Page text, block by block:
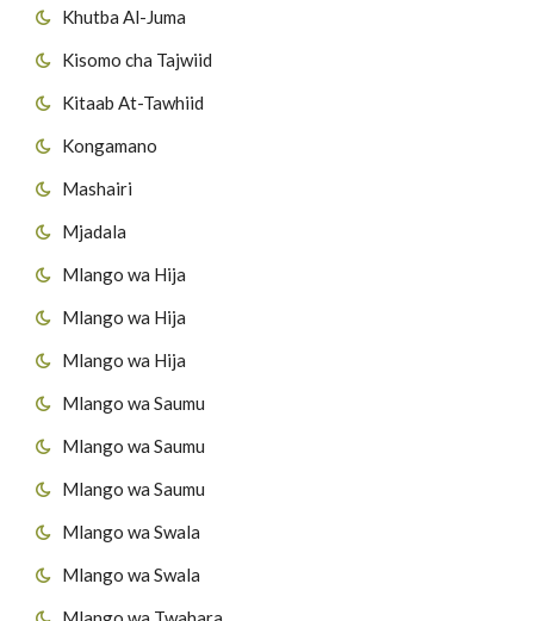
Khutba Al-Juma
Kisomo cha Tajwiid
Kitaab At-Tawhiid
Kongamano
Mashairi
Mjadala
Mlango wa Hija
Mlango wa Hija
Mlango wa Hija
Mlango wa Saumu
Mlango wa Saumu
Mlango wa Saumu
Mlango wa Swala
Mlango wa Swala